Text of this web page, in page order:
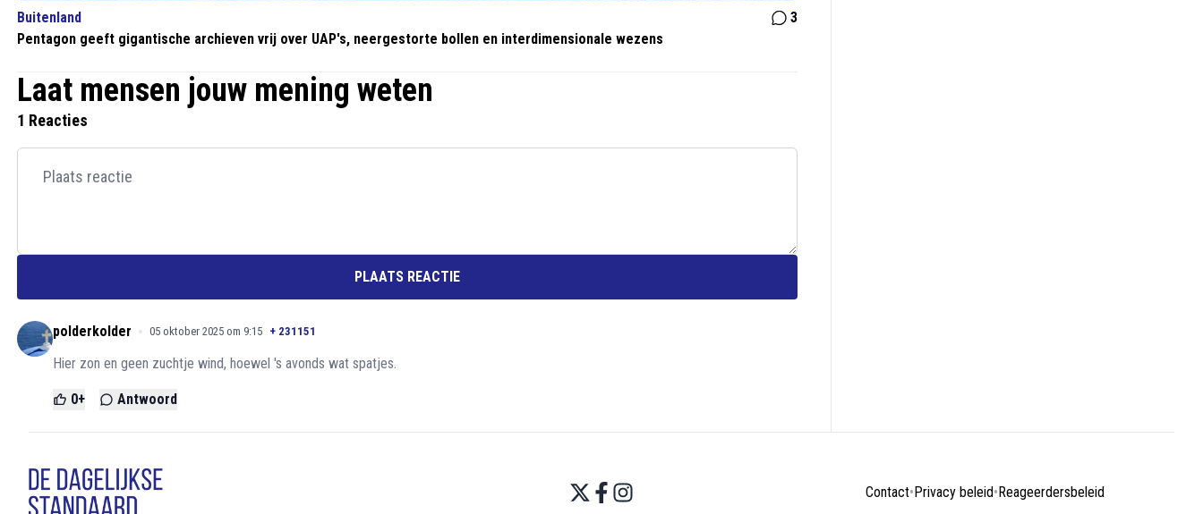
Buitenland
3
Pentagon geeft gigantische archieven vrij over UAP's, neergestorte bollen en interdimensionale wezens
Laat mensen jouw mening weten
1 Reacties
PLAATS REACTIE
polderkolder 05 oktober 2025 om 9:15 + 231151
Hier zon en geen zuchtje wind, hoewel 's avonds wat spatjes.
0+ Antwoord
Contact• Privacy beleid• Reageerdersbeleid